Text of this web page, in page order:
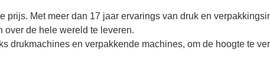
prijs. Met meer dan 17 jaar ervarings van druk en
over de hele wereld te leveren.
drukmachines en verpakkende machines, om de hoogte te